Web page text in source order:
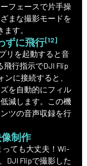
フェースで片手操
まな撮影モードを
す。
ずに飛行[12]
リを起動すると音
行指示でDJI Flip
ンに接続すると、
を自動的にフィル
減します。この機
ツの音声収録を行
制作
ても大丈夫！Wi-
DJI Flipで撮影した